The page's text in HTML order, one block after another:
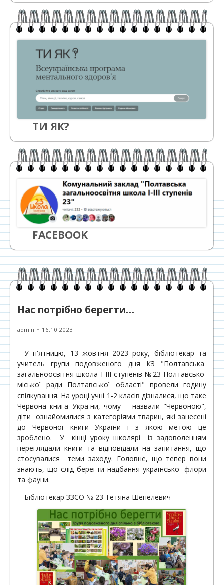
ТИ ЯК?
FACEBOOK
Нас потрібно берегти…
Автор
admin Опубліковано
16.10.2023
У п'ятницю, 13 жовтня 2023 року, бібліотекар та
учитель групи подовженого дня КЗ "Полтавська
загальноосвітня школа I-III ступенів №23 Полтавської
міської ради Полтавської області" провели годину
спілкування. На уроці учні 1-2 класів дізналися, що таке
Червона книга України, чому її назвали "Червоною",
діти ознайомилися з категоріями тварин, які занесені
до Червоної книги України і з якою метою це
зроблено. У кінці уроку школярі із задоволенням
переглядали книги та відповідали на запитання, що
стосувалися теми заходу. Головне, що тепер вони
знають, що слід берегти надбання української флори
та фауни.
Бібліотекар ЗЗСО № 23 Тетяна Шепелевич